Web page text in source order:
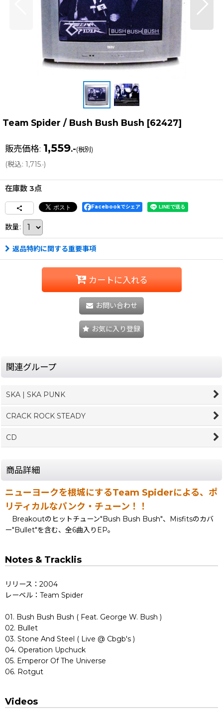
Team Spider / Bush Bush Bush [62427]
販売価格: 1,559.-(税別)
(税込: 1,715.-)
在庫数 3点
Facebookでシェア
数量:
返品特約に関する重要事項
カートに入れる
お問い合わせ
お気に入り登録
関連グループ
SKA | SKA PUNK
CRACK ROCK STEADY
CD
商品詳細
ニューヨークを根城にするTeam Spiderによる、ポ
リティカルなパンク・チューン！！
Breakoutのヒットチューン"Bush Bush Bush"、Misfitsのカバ
ー"Bullet"を含む、全6曲入りEP。
Notes & Tracklis
リリース：2004
レーベル：Team Spider
01. Bush Bush Bush ( Feat. George W. Bush )
02. Bullet
03. Stone And Steel ( Live @ Cbgb's )
04. Operation Upchuck
05. Emperor Of The Universe
06. Rotgut
Videos